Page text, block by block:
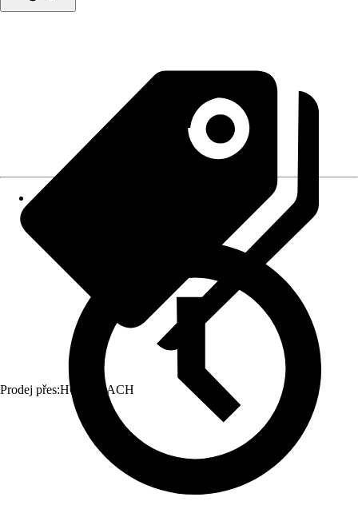
Prodej přes:HORNBACH